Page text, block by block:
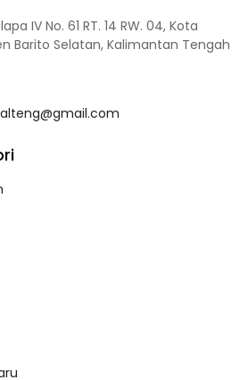
IV No. 61 RT. 14 RW. 04, Kota
Barito Selatan, Kalimantan Tengah